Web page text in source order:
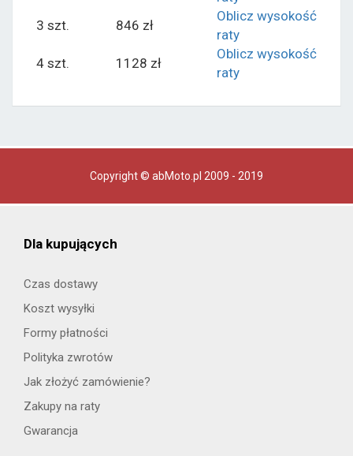
3 szt.
846 zł
Oblicz wysokość
raty
4 szt.
1128 zł
Oblicz wysokość
raty
Copyright © abMoto.pl 2009 - 2019
Dla kupujących
Czas dostawy
Koszt wysyłki
Formy płatności
Polityka zwrotów
Jak złożyć zamówienie?
Zakupy na raty
Gwarancja